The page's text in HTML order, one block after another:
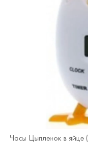
Часы Цыпленок в яйце (